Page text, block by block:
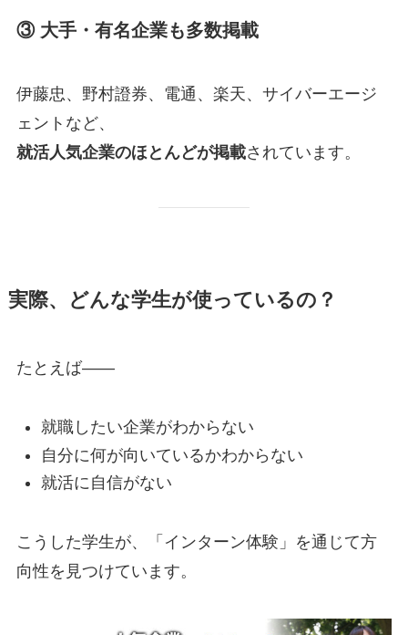
③ 大手・有名企業も多数掲載
伊藤忠、野村證券、電通、楽天、サイバーエージ
ェントなど、
就活人気企業のほとんどが掲載されています。
実際、どんな学生が使っているの？
たとえば――
就職したい企業がわからない
自分に何が向いているかわからない
就活に自信がない
こうした学生が、「インターン体験」を通じて方
向性を見つけています。